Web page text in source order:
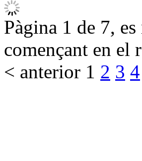
Pàgina 1 de 7,
començant en el
< anterior 1 2 3 4